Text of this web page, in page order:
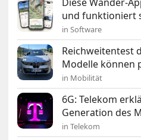
Diese Wander-
und funktioniert
in Software
Reichweitentest
Modelle können
in Mobilität
6G: Telekom
Generation des
in Telekom